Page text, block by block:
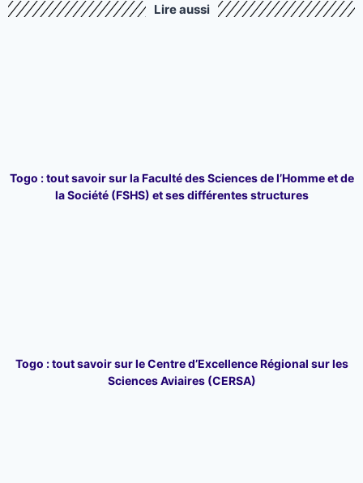
Lire aussi
Togo : tout savoir sur la Faculté des Sciences de l’Homme et de
la Société (FSHS) et ses différentes structures
Togo : tout savoir sur le Centre d’Excellence Régional sur les
Sciences Aviaires (CERSA)